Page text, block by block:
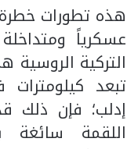
هذه تطورات
عسكرياً
التركية الروسية
تبعد
إدلب؛ فإن ذلك
اللقمة